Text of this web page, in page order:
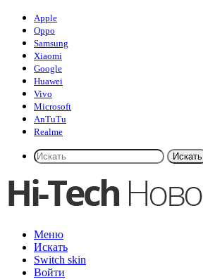
Apple
Oppo
Samsung
Xiaomi
Google
Huawei
Vivo
Microsoft
AnTuTu
Realme
Искать
Меню
Искать
Switch skin
Войти